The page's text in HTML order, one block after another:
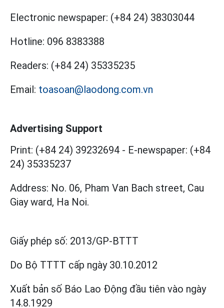
Electronic newspaper: (+84 24) 38303044
Hotline: 096 8383388
Readers: (+84 24) 35335235
Email: toasoan@laodong.com.vn
Advertising Support
Print: (+84 24) 39232694 - E-newspaper: (+84
24) 35335237
Address: No. 06, Pham Van Bach street, Cau
Giay ward, Ha Noi.
Giấy phép số: 2013/GP-BTTT
Do Bộ TTTT cấp ngày 30.10.2012
Xuất bản số Báo Lao Động đầu tiên vào ngày
14.8.1929